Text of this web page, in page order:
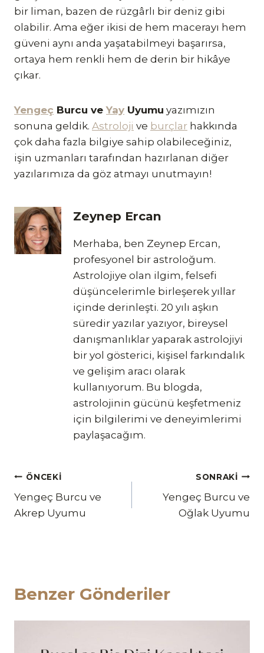
bir liman, bazen de rüzgârlı bir deniz gibi
olabilir. Ama eğer ikisi de hem macerayı hem
güveni aynı anda yaşatabilmeyi başarırsa,
ortaya hem renkli hem de derin bir hikâye
çıkar.
Yengeç Burcu veYay Uyumu yazımızın
sonuna geldik. Astroloji ve burçlar hakkında
çok daha fazla bilgiye sahip olabileceğiniz,
işin uzmanları tarafından hazırlanan diğer
yazılarımıza da göz atmayı unutmayın!
Zeynep Ercan
Merhaba, ben Zeynep Ercan,
profesyonel bir astroloğum.
Astrolojiye olan ilgim, felsefi
düşüncelerimle birleşerek yıllar
içinde derinleşti. 20 yılı aşkın
süredir yazılar yazıyor, bireysel
danışmanlıklar yaparak astrolojiyi
bir yol gösterici, kişisel farkındalık
ve gelişim aracı olarak
kullanıyorum. Bu blogda,
astrolojinin gücünü keşfetmeniz
için bilgilerimi ve deneyimlerimi
paylaşacağım.
Yazı
gezinmesi
ÖNCEKI
Yengeç Burcu ve
Akrep Uyumu
SONRAKI
Yengeç Burcu ve
Oğlak Uyumu
Benzer Gönderiler